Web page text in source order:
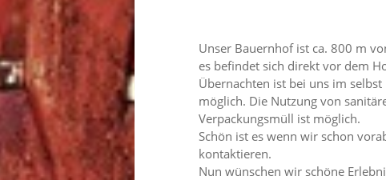
Unser Bauernhof ist ca. 800 m
es befindet sich direkt vor dem
Übernachten ist bei uns im
möglich. Die Nutzung von
Verpackungsmüll ist möglich.
Schön ist es wenn wir schon
kontaktieren.
Nun wünschen wir schöne